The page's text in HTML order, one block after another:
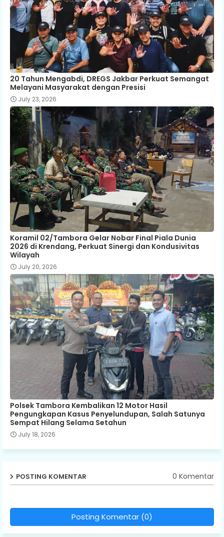
20 Tahun Mengabdi, DREGS Jakbar Perkuat Semangat
Melayani Masyarakat dengan Presisi
July 23, 2026
Koramil 02/Tambora Gelar Nobar Final Piala Dunia
2026 di Krendang, Perkuat Sinergi dan Kondusivitas
Wilayah
July 20, 2026
Polsek Tambora Kembalikan 12 Motor Hasil
Pengungkapan Kasus Penyelundupan, Salah Satunya
Sempat Hilang Selama Setahun
July 18, 2026
POSTING KOMENTAR 0 Komentar
Posting Komentar (0)